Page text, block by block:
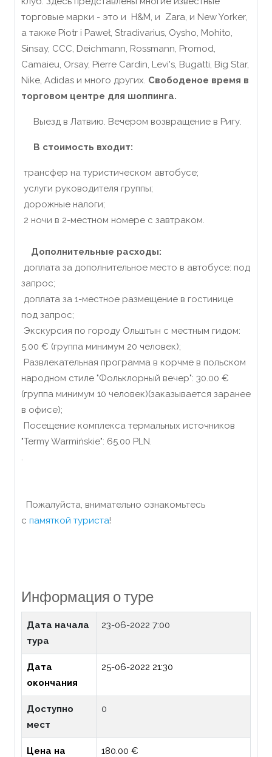
торговые марки - это и H&M, и Zara, и New Yorker,
а также Piotr i Paweł, Stradivarius, Oysho, Mohito,
Sinsay, CCC, Deichmann, Rossmann, Promod,
Camaieu, Orsay, Pierre Cardin, Levi's, Bugatti, Big Star,
Nike, Adidas и много других. Свободеное время в
торговом центре для шоппинга.
Выезд в Латвию. Вечером возвращение в Ригу.
В стоимость входит:
трансфер на туристическом автобусе;
услуги руководителя группы;
дорожные налоги;
2 ночи в 2-местном номере с завтраком.
Дополнительные расходы:
доплата за дополнительное место в автобусе: под
запрос;
доплата за 1-местное размещение в гостинице
под запрос;
Экскурсия по городу Ольштын с местным гидом:
5.00 € (группа минимум 20 человек);
Развлекательная программа в корчме в польском
народном стиле "Фольклорный вечер": 30.00 €
(группа минимум 10 человек)(заказывается заранее
в офисе);
Посещение комплекса термальных источников
"Termy Warmińskie": 65.00 PLN.
.
Пожалуйста, внимательно ознакомьтесь
с памяткой туриста!
Информация о туре
Дата начала
тура
23-06-2022 7:00
Дата
окончания
25-06-2022 21:30
Доступно
мест
0
Цена на
180.00 €